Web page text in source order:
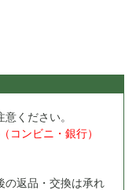
意ください。
コンビニ・銀行）
の返品・交換は承れ